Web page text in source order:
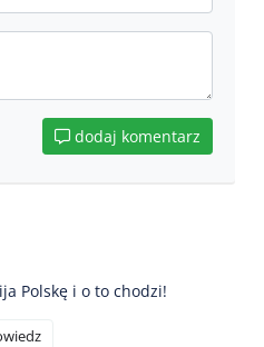
dodaj komentarz
Polskę i o to chodzi!